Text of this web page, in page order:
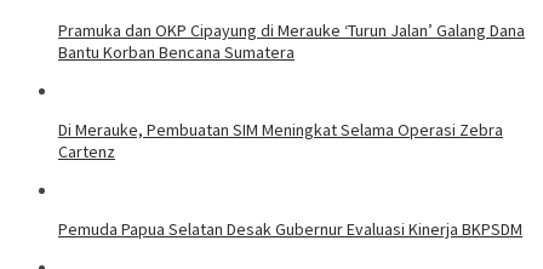
Pramuka dan OKP Cipayung di Merauke ‘Turun Jalan’ Galang Dana
Bantu Korban Bencana Sumatera
Di Merauke, Pembuatan SIM Meningkat Selama Operasi Zebra
Cartenz
Pemuda Papua Selatan Desak Gubernur Evaluasi Kinerja BKPSDM